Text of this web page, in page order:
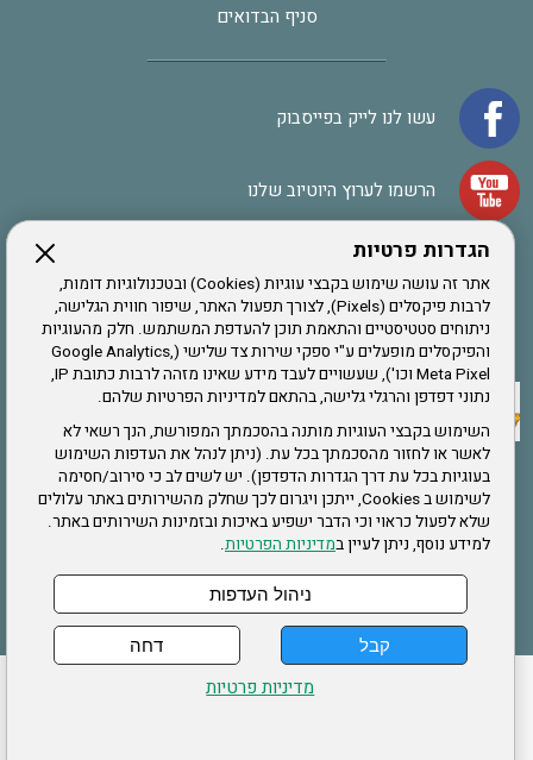
הגדרות פרטיות
אתר זה עושה שימוש בקבצי עוגיות (Cookies) ובטכנולוגיות דומות,
לרבות פיקסלים (Pixels), לצורך תפעול האתר, שיפור חווית הגלישה,
ניתוחים סטטיסטיים והתאמת תוכן להעדפת המשתמש. חלק מהעוגיות
והפיקסלים מופעלים ע"י ספקי שירות צד שלישי (Google Analytics,
Meta Pixel וכו'), שעשויים לעבד מידע שאינו מזהה לרבות כתובת IP,
נתוני דפדפן והרגלי גלישה, בהתאם למדיניות הפרטיות שלהם.
השימוש בקבצי העוגיות מותנה בהסכמתך המפורשת, הנך רשאי לא
לאשר או לחזור מהסכמתך בכל עת. (ניתן לנהל את העדפות השימוש
בעוגיות בכל עת דרך הגדרות הדפדפן). יש לשים לב כי סירוב/חסימה
לשימוש ב Cookies, ייתכן ויגרום לכך שחלק מהשירותים באתר עלולים
שלא לפעול כראוי וכי הדבר ישפיע באיכות ובזמינות השירותים באתר.
למידע נוסף, ניתן לעיין במדיניות הפרטיות.
קבל דחה
ניהול העדפות
מדיניות פרטיות
סניף הבדואים
עשו לנו לייק בפייסבוק
הרשמו לערוץ היוטיוב שלנו
אתר צה"ל
תקנון האתר
שירותים
תעסוקה
בריאות
הצהרת נגישות לעדכון פרטים אישיים